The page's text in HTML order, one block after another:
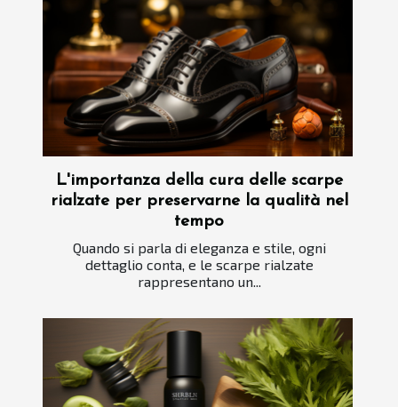
L'importanza della cura delle scarpe
rialzate per preservarne la qualità nel
tempo
Quando si parla di eleganza e stile, ogni
dettaglio conta, e le scarpe rialzate
rappresentano un...